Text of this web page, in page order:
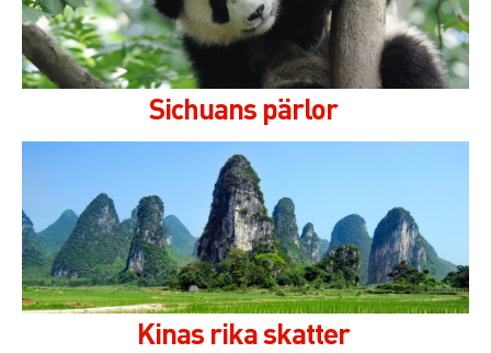
Sichuans pärlor
Kinas rika skatter